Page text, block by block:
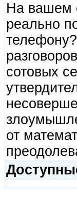
На вашем
реально
сотовых
от